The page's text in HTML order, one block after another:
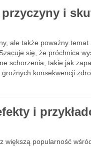
i
ale także poważny temat
się, że próchnica
schorzenia, takie jak
konsekwencji
i
większą popularność